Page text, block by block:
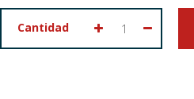
Cantidad